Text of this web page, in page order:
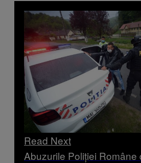
Read Next
Abuzurile Poliției Române